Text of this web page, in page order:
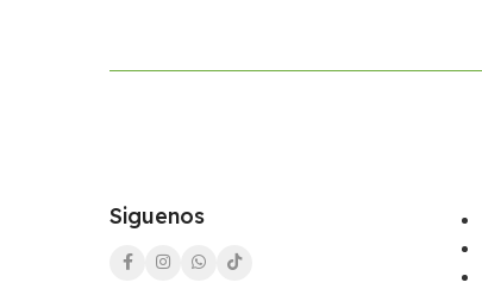
Siguenos